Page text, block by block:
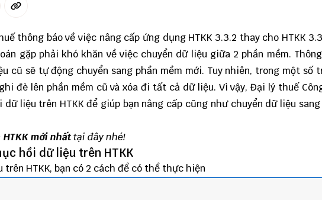
thông báo về việc nâng cấp ứng dụng HTKK 3.3.2 thay cho HTKK
gặp phải khó khăn về việc chuyển dữ liệu giữa 2 phần mềm.
cũ sẽ tự động chuyển sang phần mềm mới. Tuy nhiên, trong một số
đè lên phần mềm cũ và xóa đi tất cả dữ liệu. Vì vậy,Đại lý thuế
liệu trên HTKK để giúp bạn nâng cấp cũng như chuyển dữ liệu sang
HTKK mới nhấttại đây nhé!
hồi dữ liệu trên HTKK
HTKK, bạn có 2 cách để có thể thực hiện